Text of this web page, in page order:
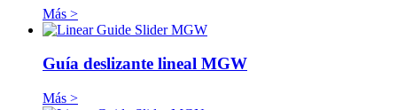
Más >
Guía deslizante lineal MGW
Más >